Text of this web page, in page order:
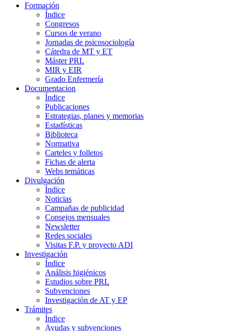
Formación
Índice
Congresos
Cursos de verano
Jornadas de psicosociología
Cátedra de MT y ET
Máster PRL
MIR y EIR
Grado Enfermería
Documentacion
Índice
Publicaciones
Estrategias, planes y memorias
Estadísticas
Biblioteca
Normativa
Carteles y folletos
Fichas de alerta
Webs temáticas
Divulgación
Índice
Noticias
Campañas de publicidad
Consejos mensuales
Newsletter
Redes sociales
Visitas F.P. y proyecto ADI
Investigación
Índice
Análisis higiénicos
Estudios sobre PRL
Subvenciones
Investigación de AT y EP
Trámites
Índice
Ayudas y subvenciones